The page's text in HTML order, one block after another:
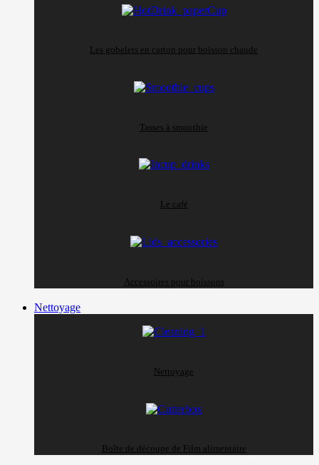
Les gobelets en carton pour boisson chaude
Tasses à smoothie
Le café
Accessoires pour boissons
Nettoyage
Nettoyage
Boîte de découpe de Film alimentaire